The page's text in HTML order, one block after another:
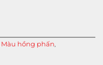
Màu hồng phấn,